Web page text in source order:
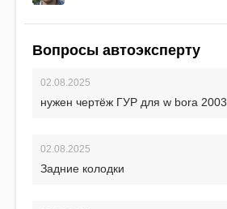
Вопросы автоэксперту
02.08.2025
нужен чертёж ГУР для w bora 2003
02.08.2025
Задние колодки